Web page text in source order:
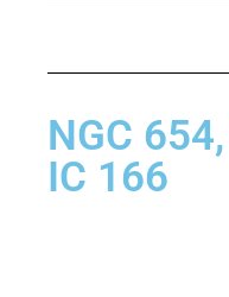
NGC
IC 166